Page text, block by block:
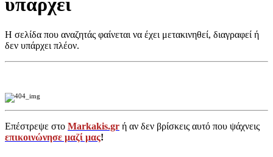
υπάρχει
Η σελίδα που αναζητάς φαίνεται να έχει μετακινηθεί, διαγραφεί ή
δεν υπάρχει πλέον.
Επέστρεψε στο Markakis.gr ή αν δεν βρίσκεις αυτό που ψάχνεις
επικοινώνησε μαζί μας!